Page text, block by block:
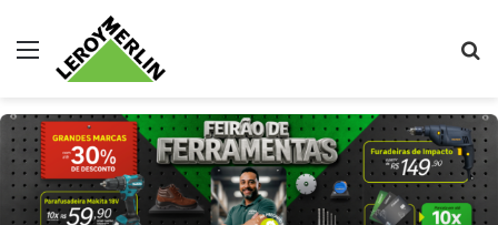
Menu